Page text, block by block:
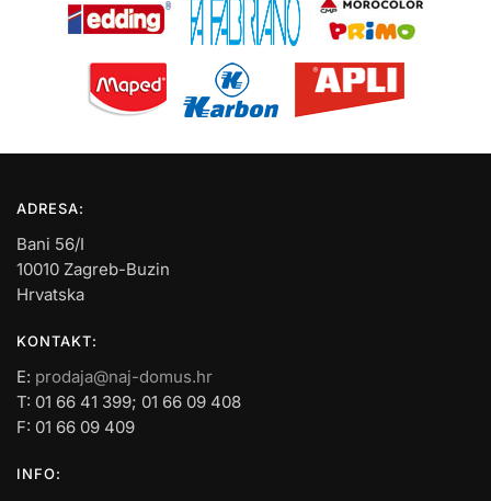
ADRESA:
Bani 56/I
10010 Zagreb-Buzin
Hrvatska
KONTAKT:
E: prodaja@naj-domus.hr
T: 01 66 41 399; 01 66 09 408
F: 01 66 09 409
INFO: